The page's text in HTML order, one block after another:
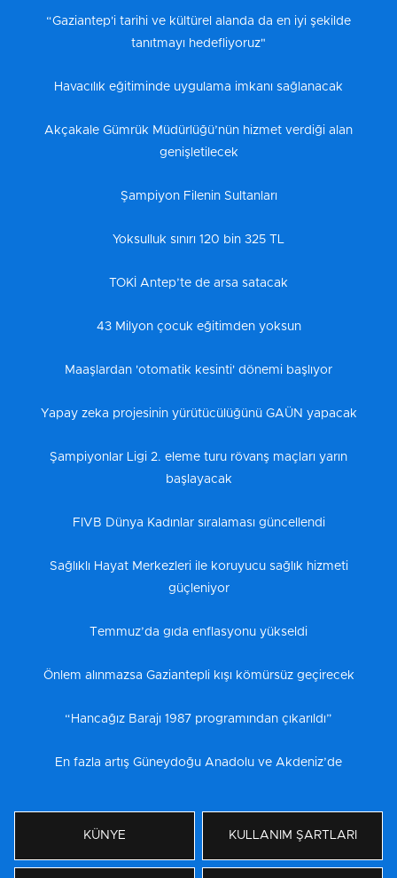
“Gaziantep'i tarihi ve kültürel alanda da en iyi şekilde
tanıtmayı hedefliyoruz"
Havacılık eğitiminde uygulama imkanı sağlanacak
Akçakale Gümrük Müdürlüğü’nün hizmet verdiği alan
genişletilecek
Şampiyon Filenin Sultanları
Yoksulluk sınırı 120 bin 325 TL
TOKİ Antep’te de arsa satacak
43 Milyon çocuk eğitimden yoksun
Maaşlardan 'otomatik kesinti' dönemi başlıyor
Yapay zeka projesinin yürütücülüğünü GAÜN yapacak
Şampiyonlar Ligi 2. eleme turu rövanş maçları yarın
başlayacak
FIVB Dünya Kadınlar sıralaması güncellendi
Sağlıklı Hayat Merkezleri ile koruyucu sağlık hizmeti
güçleniyor
Temmuz’da gıda enflasyonu yükseldi
Önlem alınmazsa Gaziantepli kışı kömürsüz geçirecek
“Hancağız Barajı 1987 programından çıkarıldı”
En fazla artış Güneydoğu Anadolu ve Akdeniz’de
KÜNYE KULLANIM ŞARTLARI